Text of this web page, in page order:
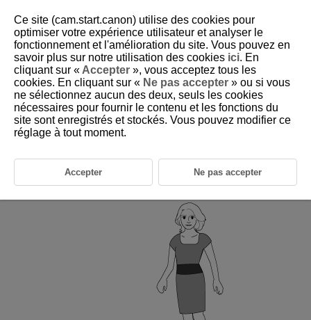
D255-035
Flash automatique avec un
récepteur
Rétroéclairage de l'écran LCD
Photographie avec flash appliquant des fonctions sans fil
Utilisation de plusieurs émetteurs
Ce site (cam.start.canon) utilise des cookies pour
optimiser votre expérience utilisateur et analyser le
fonctionnement et l'amélioration du site. Vous pouvez en
savoir plus sur notre utilisation des cookies ici. En
cliquant sur « Accepter », vous acceptez tous les
cookies. En cliquant sur « Ne pas accepter » ou si vous
ne sélectionnez aucun des deux, seuls les cookies
nécessaires pour fournir le contenu et les fonctions du
site sont enregistrés et stockés. Vous pouvez modifier ce
réglage à tout moment.
Accepter Ne pas accepter